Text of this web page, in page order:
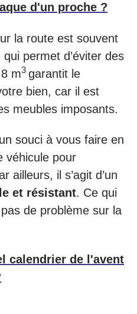
d'un proche ?
la route est souvent
permet d’éviter des
m3 garantit le
bien, car il est
meubles imposants.
souci à vous faire en
véhicule pour
ailleurs, il s’agit d’un
et résistant. Ce qui
de problème sur la
calendrier de l'avent